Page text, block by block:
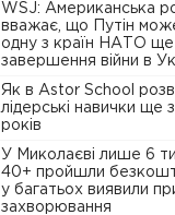
WSJ: Американська
вважає, що Путін
одну з країн НАТО ще
завершення війни в
Як в Astor School
лідерські навички ще
років
У Миколаєві лише 6
40+ пройшли
у багатьох виявили
захворювання